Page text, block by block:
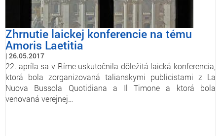
Zhrnutie laickej konferencie na tému
Amoris Laetitia
26.05.2017
22. apríla sa v Ríme uskutočnila dôležitá laická konferencia,
ktorá bola zorganizovaná talianskymi publicistami z La
Nuova Bussola Quotidiana a Il Timone a ktorá bola
venovaná verejnej…